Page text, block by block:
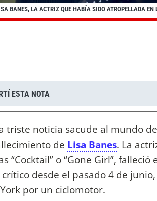
BANES, LA ACTRIZ QUE HABÍA SIDO ATROPELLADA EN
ESTA NOTA
triste noticia sacude al mundo
de Lisa Banes. La
“Cocktail” o “Gone Girl”,
desde el pasado 4 de
por un ciclomotor.